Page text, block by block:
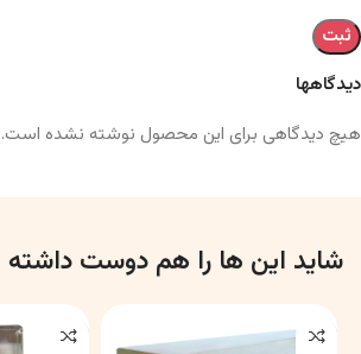
دیدگاهها
هیچ دیدگاهی برای این محصول نوشته نشده است.
شاید این ها را هم دوست داشته